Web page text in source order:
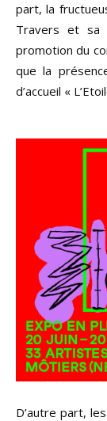
part, la
Travers et sa
promotion du
que la
d’accueil «
D’autre part,